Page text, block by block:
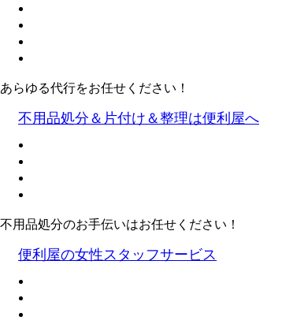
あらゆる代行をお任せください！
不用品処分＆片付け＆整理は便利屋へ
不用品処分のお手伝いはお任せください！
便利屋の女性スタッフサービス